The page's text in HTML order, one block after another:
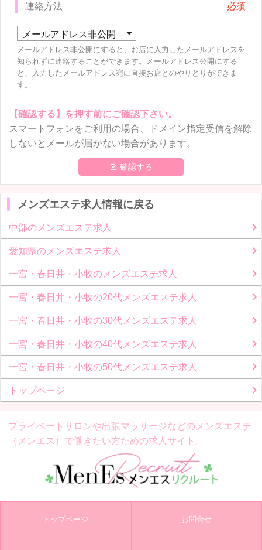
連絡方法
メールアドレス非公開にすると、お店に入力したメールアドレスを
知られずに連絡することができます。メールアドレス公開にする
と、入力したメールアドレス宛に直接お店とのやりとりができま
す。
【確認する】を押す前にご確認下さい。
スマートフォンをご利用の場合、ドメイン指定受信を解除
しないとメールが届かない場合があります。
 確認する
メンズエステ求人情報に戻る
中部のメンズエステ求人
愛知県のメンズエステ求人
一宮・春日井・小牧のメンズエステ求人
一宮・春日井・小牧の20代メンズエステ求人
一宮・春日井・小牧の30代メンズエステ求人
一宮・春日井・小牧の40代メンズエステ求人
一宮・春日井・小牧の50代メンズエステ求人
トップページ
プライベートサロンや出張マッサージなどの メンズエステ
（メンエス）で働きたい方ための求人サイト。
トップページ お問合せ